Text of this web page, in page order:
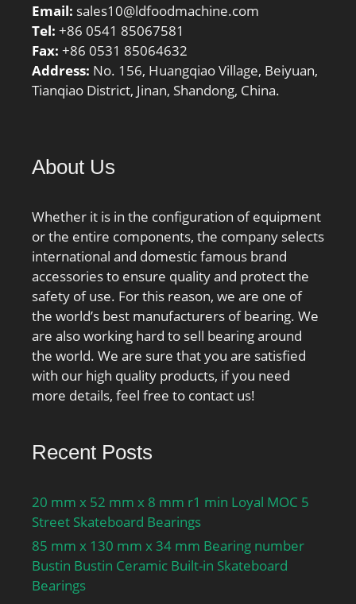
Email: sales10@ldfoodmachine.com
Tel: +86 0541 85067581
Fax: +86 0531 85064632
Address: No. 156, Huangqiao Village, Beiyuan,
Tianqiao District, Jinan, Shandong, China.
About Us
Whether it is in the configuration of equipment
or the entire components, the company selects
international and domestic famous brand
accessories to ensure quality and protect the
safety of use. For this reason, we are one of
the world’s best manufacturers of bearing. We
are also working hard to sell bearing around
the world. We are sure that you are satisfied
with our high quality products, if you need
more details, feel free to contact us!
Recent Posts
20 mm x 52 mm x 8 mm r1 min Loyal MOC 5
Street Skateboard Bearings
85 mm x 130 mm x 34 mm Bearing number
Bustin Bustin Ceramic Built-in Skateboard
Bearings